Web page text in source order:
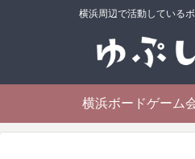
横浜周辺で活動している
横浜ボードゲーム